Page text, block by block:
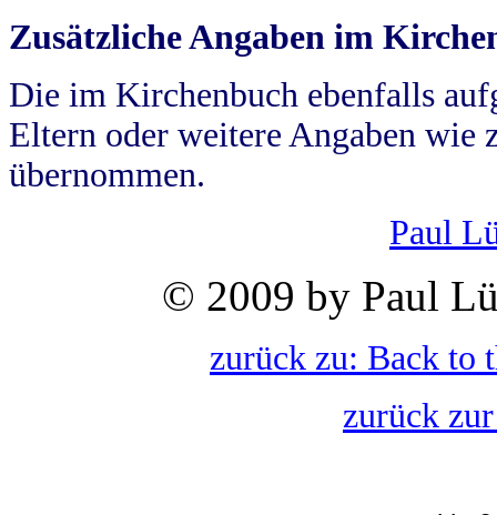
Zusätzliche Angaben im
Die im Kirchenbuch ebenfalls
Eltern oder weitere Angaben wie
übernommen.
Paul
© 2009 by Paul
zurück zu: Back to
zurück